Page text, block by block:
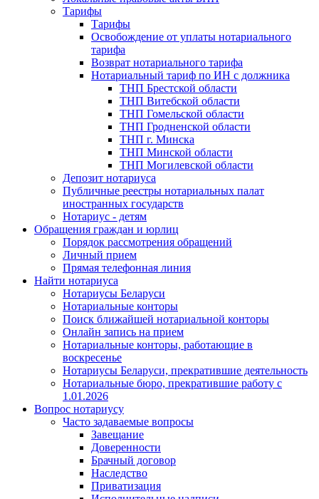
Тарифы
Тарифы
Освобождение от уплаты нотариального
тарифа
Возврат нотариального тарифа
Нотариальный тариф по ИН с должника
ТНП Брестской области
ТНП Витебской области
ТНП Гомельской области
ТНП Гродненской области
ТНП г. Минска
ТНП Минской области
ТНП Могилевской области
Депозит нотариуса
Публичные реестры нотариальных палат
иностранных государств
Нотариус - детям
Обращения граждан и юрлиц
Порядок рассмотрения обращений
Личный прием
Прямая телефонная линия
Найти нотариуса
Нотариусы Беларуси
Нотариальные конторы
Поиск ближайшей нотариальной конторы
Онлайн запись на прием
Нотариальные конторы, работающие в
воскресенье
Нотариусы Беларуси, прекратившие деятельность
Нотариальные бюро, прекратившие работу с
1.01.2026
Вопрос нотариусу
Часто задаваемые вопросы
Завещание
Доверенности
Брачный договор
Наследство
Приватизация